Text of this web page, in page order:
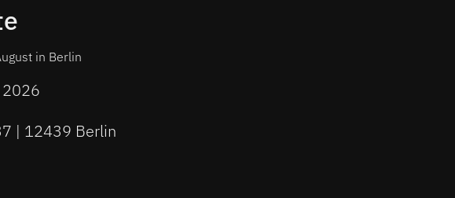
in Berlin
| 12439 Berlin